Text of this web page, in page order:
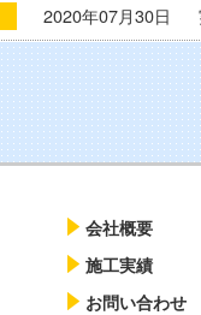
2020年07月30日
2018年09月19日
会社概要
施工実績
お問い合わせ